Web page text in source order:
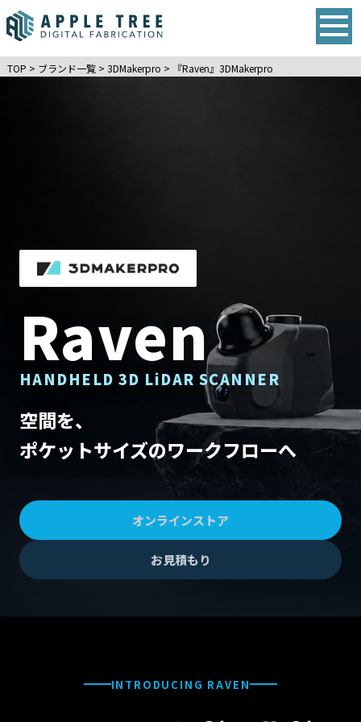
TOP > ブランド一覧> 3DMakerpro > 『Raven』3DMakerpro
Raven
HANDHELD 3D LiDAR SCANNER
空間を、
ポケットサイズのワークフローへ
オンラインストア
お見積もり
INTRODUCING RAVEN